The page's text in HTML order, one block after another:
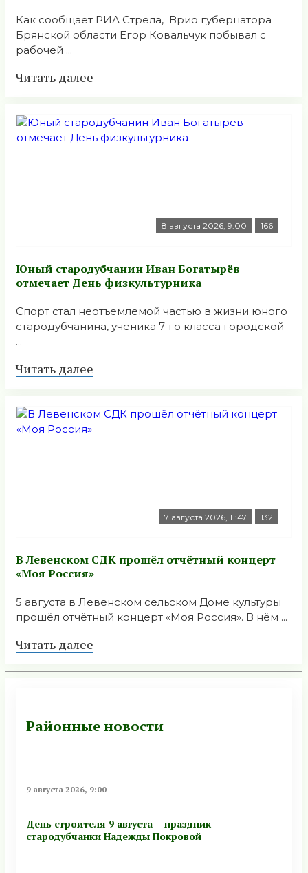
Как сообщает РИА Стрела, Врио губернатора
Брянской области Егор Ковальчук побывал с
рабочей ...
Читать далее
8 августа 2026, 9:00 166
Юный стародубчанин Иван Богатырёв
отмечает День физкультурника
Спорт стал неотъемлемой частью в жизни юного
стародубчанина, ученика 7-го класса городской
...
Читать далее
7 августа 2026, 11:47 132
В Левенском СДК прошёл отчётный концерт
«Моя Россия»
5 августа в Левенском сельском Доме культуры
прошёл отчётный концерт «Моя Россия». В нём ...
Читать далее
Районные новости
9 августа 2026, 9:00
День строителя 9 августа – праздник
стародубчанки Надежды Покровой